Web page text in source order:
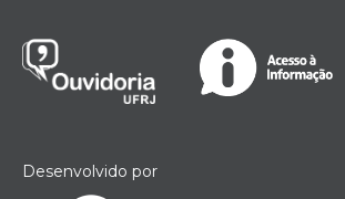
Desenvolvido por